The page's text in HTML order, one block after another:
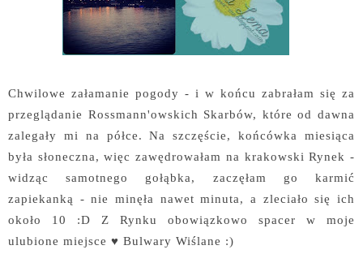
Chwilowe załamanie pogody - i w końcu zabrałam się za
przeglądanie Rossmann'owskich Skarbów, które od dawna
zalegały mi na półce. Na szczęście, końcówka miesiąca
była słoneczna, więc zawędrowałam na krakowski Rynek -
widząc samotnego gołąbka, zaczęłam go karmić
zapiekanką - nie minęła nawet minuta, a zleciało się ich
około 10 :D Z Rynku obowiązkowo spacer w moje
ulubione miejsce ♥ Bulwary Wiślane :)